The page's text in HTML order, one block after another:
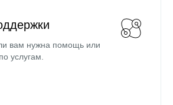
вам нужна помощь или
услугам.